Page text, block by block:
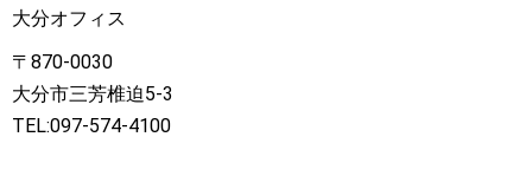
大分オフィス
〒870-0030
大分市三芳椎迫5-3
TEL:097-574-4100